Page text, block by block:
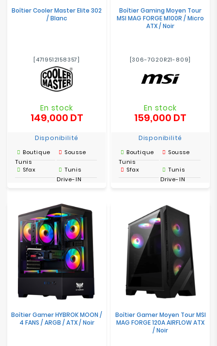
Boîtier Cooler Master Elite 302
/ Blanc
[4719512158357]
En stock
149,000 DTPrix
Disponibilité
Boutique
Tunis
Sousse
Sfax
Tunis
Drive-IN
Boîtier Gaming Moyen Tour
MSI MAG FORGE M100R / Micro
ATX / Noir
[306-7G20R21-809]
En stock
159,000 DT
Disponibilité
Boutique
Tunis
Sousse
Sfax
Tunis
Drive-IN
Boîtier Gamer HYBROK MOON /
4 FANS / ARGB / ATX / Noir
Boîtier Gamer Moyen Tour MSI
MAG FORGE 120A AIRFLOW ATX
/ Noir